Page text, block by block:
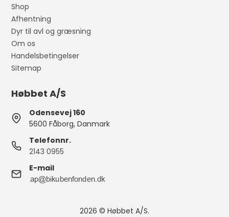
Shop
Afhentning
Dyr til avl og græsning
Om os
Handelsbetingelser
Sitemap
Høbbet A/S
Odensevej 160
5600 Fåborg, Danmark
Telefonnr.
2143 0955
E-mail
2026 © Høbbet A/S.